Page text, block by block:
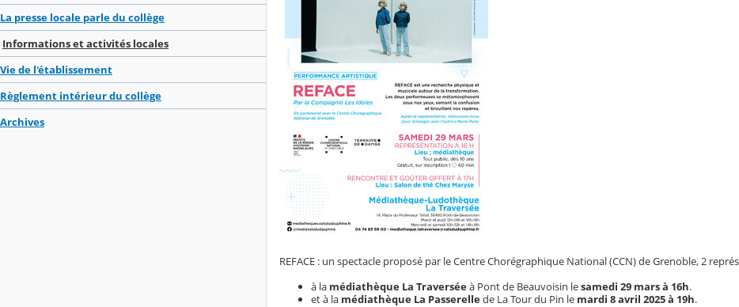
La presse locale parle du collège
Informations et activités locales
Vie de l'établissement
Règlement intérieur du collège
Archives
REFACE : un spectacle proposé par le Centre Chorégraphique National (CCN) de Grenoble, 2
à la médiathèque La Traverséeà Pont de Beauvoisin lesamedi 29 mars à 16h.
et à la médiathèque La Passerellede La Tour du Pin le mardi 8 avril 2025 à 19h.